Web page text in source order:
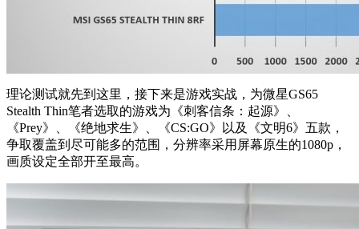
理论测试就先到这里，接下来是游戏实战，为微星GS65
Stealth Thin笔者选取的游戏为《刺客信条：起源》、
《Prey》、《绝地求生》、《CS:GO》以及《文明6》五款，
争取覆盖到尽可能多的范围，分辨率采用屏幕原生的1080p，
画质设定全部开至最高。